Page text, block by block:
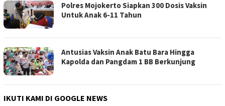
Polres Mojokerto Siapkan 300 Dosis Vaksin
Untuk Anak 6-11 Tahun
Antusias Vaksin Anak Batu Bara Hingga
Kapolda dan Pangdam 1 BB Berkunjung
IKUTI KAMI DI GOOGLE NEWS